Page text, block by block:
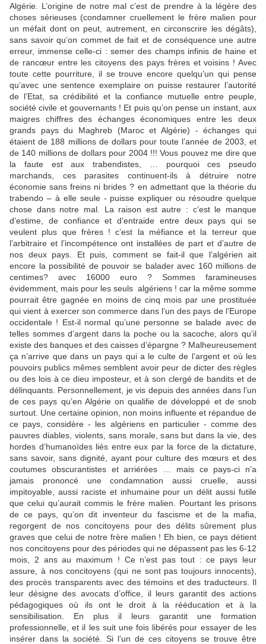
Algérie. L’origine de notre mal c’est de prendre à la légère des
choses sérieuses (condamner cruellement le frère malien pour
un méfait dont on peut, autrement, en circonscrire les dégâts),
sans savoir qu’on commet de fait et de conséquence une autre
erreur, immense celle-ci : semer des champs infinis de haine et
de rancœur entre les citoyens des pays frères et voisins ! Avec
toute cette pourriture, il se trouve encore quelqu’un qui pense
qu’avec une sentence exemplaire on puisse restaurer l’autorité
de l’Etat, sa crédibilité et la confiance mutuelle entre peuple,
société civile et gouvernants ! Et puis qu’on pense un instant, aux
maigres chiffres des échanges économiques entre les deux
grands pays du Maghreb (Maroc et Algérie) - échanges qui
étaient de 188 millions de dollars pour toute l’année de 2003, et
de 140 millions de dollars pour 2004 !!! Vous pouvez me dire que
la faute est aux trabendistes, … pourquoi ces pseudo
marchands, ces parasites continuent-ils à détruire notre
économie sans freins ni brides ? en admettant que la théorie du
trabendo – à elle seule - puisse expliquer ou résoudre quelque
chose dans notre mal. La raison est autre : c’est le manque
d’estime, de confiance et d’entraide entre deux pays qui se
veulent plus que frères ! c’est la méfiance et la terreur que
l’arbitraire et l’incompétence ont installées de part et d’autre de
nos deux pays. Et puis, comment se fait-il que l’algérien ait
encore la possibilité de pouvoir se balader avec 160 millions de
centimes? avec 16000 euro ? Sommes faramineuses
évidemment, mais pour les seuls algériens ! car la même somme
pourrait être gagnée en moins de cinq mois par une prostituée
qui vient à exercer son commerce dans l’un des pays de l’Europe
occidentale ! Est-il normal qu’une personne se balade avec de
telles sommes d’argent dans la poche ou la sacoche, alors qu’il
existe des banques et des caisses d’épargne ? Malheureusement
ça n’arrive que dans un pays qui a le culte de l’argent et où les
pouvoirs publics mêmes semblent avoir peur de dicter des règles
ou des lois à ce dieu imposteur, et à son clergé de bandits et de
délinquants. Personnellement, je vis depuis des années dans l’un
de ces pays qu’en Algérie on qualifie de développé et de snob
surtout. Une certaine opinion, non moins influente et répandue de
ce pays, considère - les algériens en particulier - comme des
pauvres diables, violents, sans morale, sans but dans la vie, des
hordes d’humanoïdes liés entre eux par la force de la dictature,
sans savoir, sans dignité, ayant pour culture des mœurs et des
coutumes obscurantistes et arriérées … mais ce pays-ci n’a
jamais prononcé une condamnation aussi cruelle, aussi
impitoyable, aussi raciste et inhumaine pour un délit aussi futile
que celui qu’aurait commis le frère malien. Pourtant les prisons
de ce pays, qu’on dit inventeur du fascisme et de la mafia,
regorgent de nos concitoyens pour des délits sûrement plus
graves que celui de notre frère malien ! Eh bien, ce pays détient
nos concitoyens pour des périodes qui ne dépassent pas les 6-12
mois, 2 ans au maximum ! Ce n’est pas tout : ce pays leur
assure, à nos concitoyens (qui ne sont pas toujours innocents),
des procès transparents avec des témoins et des traducteurs. Il
leur désigne des avocats d’office, il leurs garantit des actions
pédagogiques où ils ont le droit à la rééducation et à la
sensibilisation. En plus il leurs garantit une formation
professionnelle, et il les suit une fois libérés pour essayer de les
insérer dans la société. Si l’un de ces citoyens se trouve être